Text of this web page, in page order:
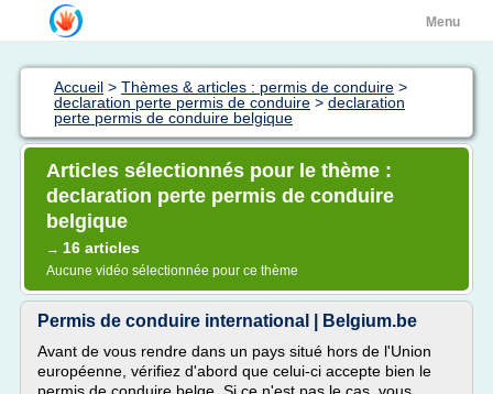
Menu
Accueil > Thèmes & articles : permis de conduire >
declaration perte permis de conduire > declaration
perte permis de conduire belgique
Articles sélectionnés pour le thème :
declaration perte permis de conduire
belgique
→ 16 articles
Aucune vidéo sélectionnée pour ce thème
Permis de conduire international | Belgium.be
Avant de vous rendre dans un pays situé hors de l'Union
européenne, vérifiez d'abord que celui-ci accepte bien le